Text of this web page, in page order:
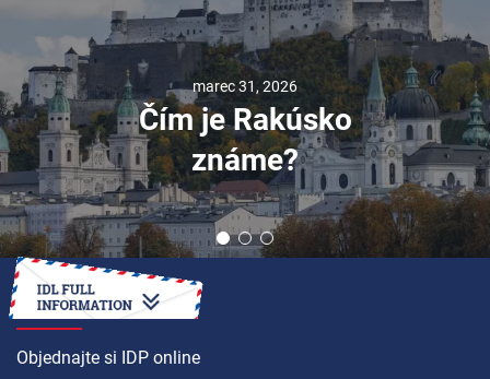
marec 31, 2026
Čím je Rakúsko
známe?
AKO NA TO
Objednajte si IDP online